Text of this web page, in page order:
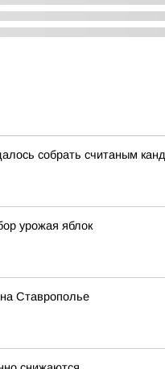
собрать считаным
урожая яблок
Ставрополье